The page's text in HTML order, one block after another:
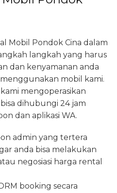
Mobil Pondok Cina dalam
langkah yang harus
dan kenyamanan anda
mobil kami.
mengoperasikan
dihubungi 24 jam
dan aplikasi WA.
admin yang tertera
anda bisa melakukan
negosiasi harga rental
booking secara